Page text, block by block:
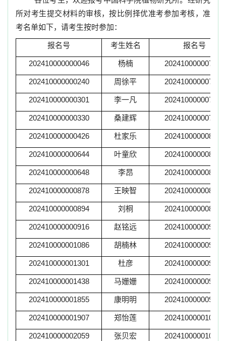
所对考生提交材料的审核，按比例择优准考参加考核，准
考名单如下，请考生按时参加：
报名号 考生姓名 报名号
202410000000046 杨楠 202410000007249
202410000000240 周徐平 202410000007272
202410000000301 李一凡 202410000007316
202410000000330 桑建辉 202410000007526
202410000000426 杜家乐 202410000008242
202410000000644 叶童欣 202410000008243
202410000000648 李昂 202410000008359
202410000000878 王映智 202410000008904
202410000000894 刘桐 202410000008949
202410000000916 赵铭远 202410000009420
202410000001086 胡楠林 202410000009436
202410000001301 杜彦 202410000009751
202410000001438 马姗姗 202410000009885
202410000001855 康明明 202410000009901
202410000001907 郑怡莲 202410000010061
202410000002059 张贝宏 202410000010094